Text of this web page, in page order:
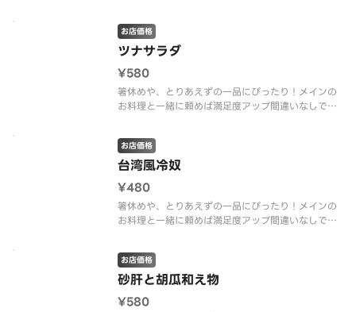
ツナサラダ
お店価格
¥580
箸休めや、とりあえずの一品にぴったり！メインの
お料理と一緒に頼めば満足度アップ間違いなしで
台湾風冷奴
お店価格
¥480
箸休めや、とりあえずの一品にぴったり！メインの
お料理と一緒に頼めば満足度アップ間違いなしで
砂肝と胡瓜和え物
お店価格
¥580